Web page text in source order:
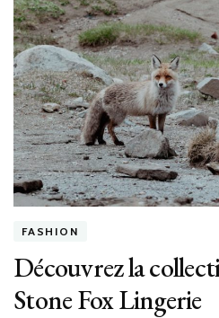
FASHION
Découvrez la
Stone Fox Lingerie